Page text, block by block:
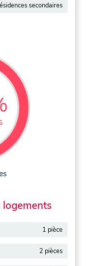
secondaires
logements
1 pièce
2 pièces